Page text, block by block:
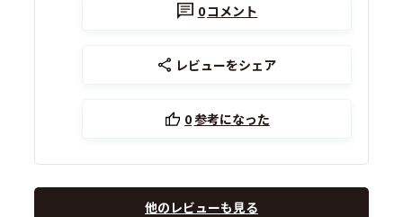
0コメント
レビューをシェア
0参考になった
他のレビューも見る